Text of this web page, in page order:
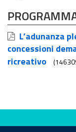
L’adunanza
concessioni
ricreativo
Valuta